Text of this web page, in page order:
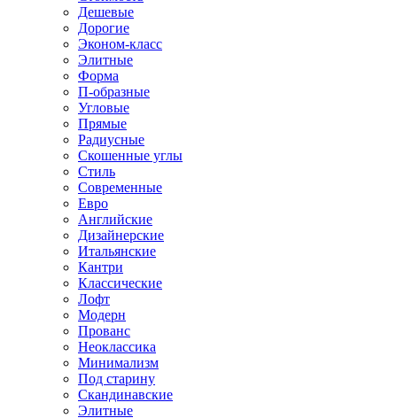
Дешевые
Дорогие
Эконом-класс
Элитные
Форма
П-образные
Угловые
Прямые
Радиусные
Скошенные углы
Стиль
Современные
Евро
Английские
Дизайнерские
Итальянские
Кантри
Классические
Лофт
Модерн
Прованс
Неоклассика
Минимализм
Под старину
Скандинавские
Элитные